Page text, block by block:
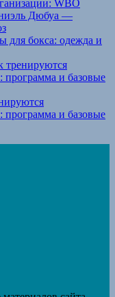
WBO
Дюбуа —
для бокса: одежда и
тренируются
программа и базовые
программа и базовые